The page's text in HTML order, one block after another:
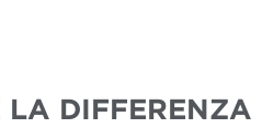
LA DIFFERENZA